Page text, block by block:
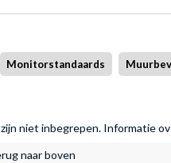
Monitorstandaards
niet inbegrepen. Informatie
naar boven